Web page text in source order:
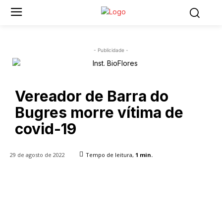
- Publicidade -
Vereador de Barra do
Bugres morre vítima de
covid-19
29 de agosto de 2022 Tempo de leitura, 1 min.